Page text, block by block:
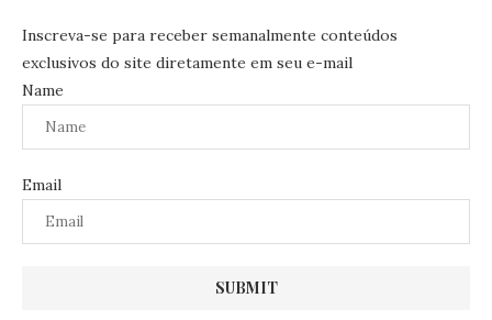
Inscreva-se para receber semanalmente conteúdos
exclusivos do site diretamente em seu e-mail
Name
Email